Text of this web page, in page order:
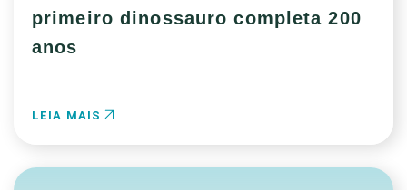
primeiro dinossauro completa 200
anos
LEIA MAIS